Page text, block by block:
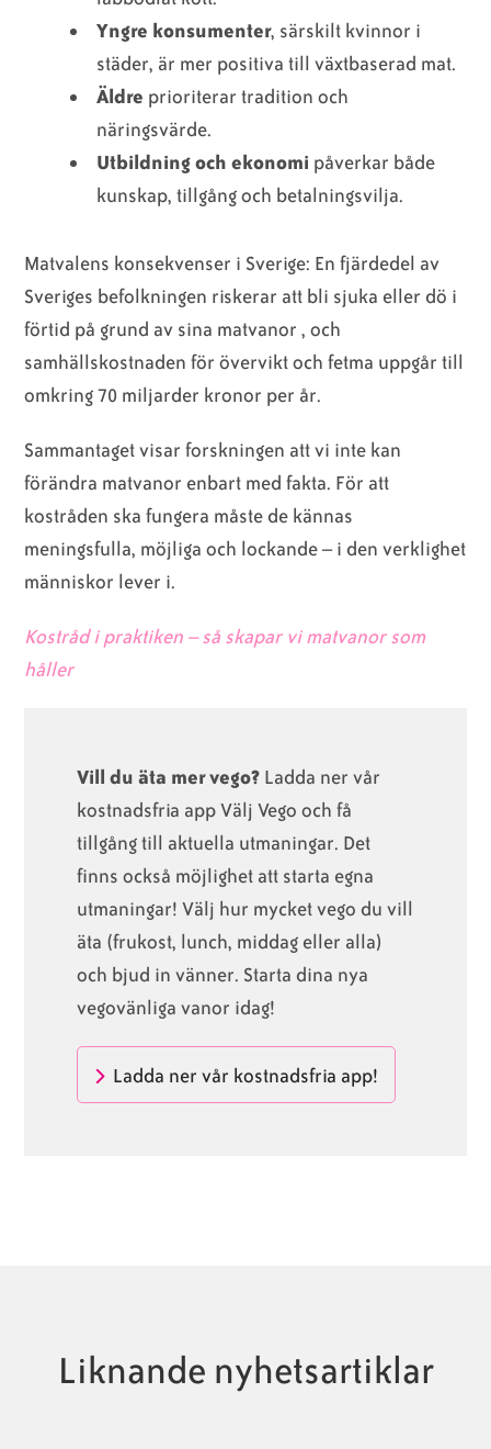
Yngre konsumenter, särskilt kvinnor i
städer, är mer positiva till växtbaserad mat.
Äldre prioriterar tradition och
näringsvärde.
Utbildning och ekonomi påverkar både
kunskap, tillgång och betalningsvilja.
Matvalens konsekvenser i Sverige: En fjärdedel av
Sveriges befolkningen riskerar att bli sjuka eller dö i
förtid på grund av sina matvanor , och
samhällskostnaden för övervikt och fetma uppgår till
omkring 70 miljarder kronor per år.
Sammantaget visar forskningen att vi inte kan
förändra matvanor enbart med fakta. För att
kostråden ska fungera måste de kännas
meningsfulla, möjliga och lockande – i den verklighet
människor lever i.
Kostråd i praktiken – så skapar vi matvanor som
håller
Vill du äta mer vego? Ladda ner vår
kostnadsfria app Välj Vego och få
tillgång till aktuella utmaningar. Det
finns också möjlighet att starta egna
utmaningar! Välj hur mycket vego du vill
äta (frukost, lunch, middag eller alla)
och bjud in vänner. Starta dina nya
vegovänliga vanor idag!
Ladda ner vår kostnadsfria app!
Liknande nyhetsartiklar